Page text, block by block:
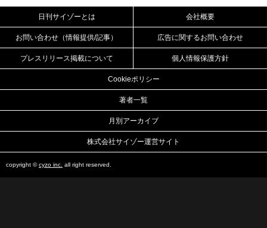
日刊サイゾーとは 会社概要
お問い合わせ（情報提供/記事） 広告に関するお問い合わせ
プレスリリース掲載について 個人情報保護方針
Cookieポリシー
著者一覧
月別アーカイブ
株式会社サイゾー運営サイト
copyright ©cyzo inc. all right reserved.